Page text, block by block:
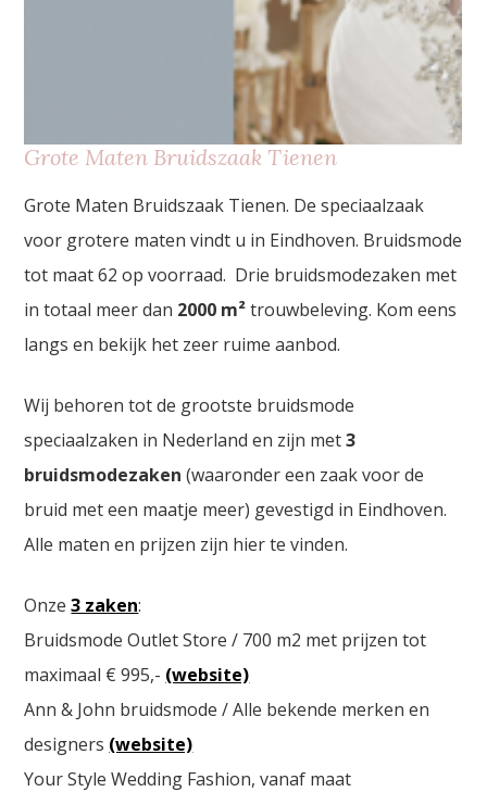
Grote Maten Bruidszaak Tienen
Grote Maten Bruidszaak Tienen. De speciaalzaak
voor grotere maten vindt u in Eindhoven. Bruidsmode
tot maat 62 op voorraad. Drie bruidsmodezaken met
in totaal meer dan 2000 m²trouwbeleving. Kom eens
langs en bekijk het zeer ruime aanbod.
Wij behoren tot de grootste bruidsmode
speciaalzaken in Nederland en zijn met3
bruidsmodezaken (waaronder een zaak voor de
bruid met een maatje meer) gevestigd in Eindhoven.
Alle maten en prijzen zijn hier te vinden.
Onze3 zaken:
Bruidsmode Outlet Store / 700 m2 met prijzen tot
maximaal € 995,- (website)
Ann & John bruidsmode / Alle bekende merken en
designers (website)
Your Style Wedding Fashion, vanaf maat